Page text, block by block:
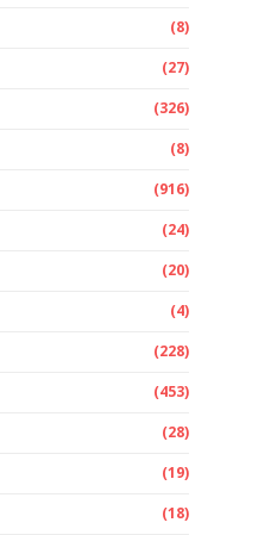
(8)
(27)
(326)
(8)
(916)
(24)
(20)
(4)
(228)
(453)
(28)
(19)
(18)